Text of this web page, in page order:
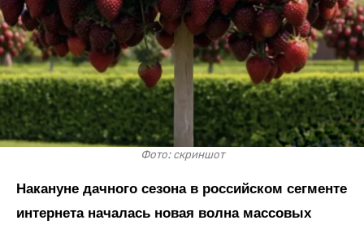
Фото: скриншот
Накануне дачного сезона в российском сегменте
интернета началась новая волна массовых